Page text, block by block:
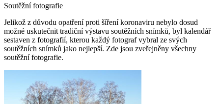
Soutěžní fotografie
Jelikož z důvodu opatření proti šíření koronaviru nebylo dosud
možné uskutečnit tradiční výstavu soutěžních snímků, byl kalendář
sestaven z fotografií, kterou každý fotograf vybral ze svých
soutěžních snímků jako nejlepší. Zde jsou zveřejněny všechny
soutěžní fotografie.